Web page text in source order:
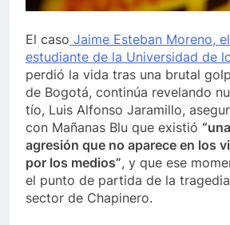
que abusó sexualmente de
El caso Jaime Esteban Moreno,
estudiante de la Universidad de
perdió la vida tras una brutal
de Bogotá, continúa revelando
tío, Luis Alfonso Jaramillo,
con Mañanas Blu que existió
agresión que no aparece en los
por los medios”, y que ese
el punto de partida de la
sector de Chapinero.